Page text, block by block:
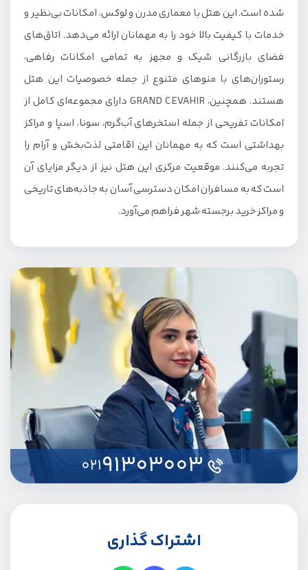
شده است. این هتل با معماری مدرن و لوکس، امکانات بی‌نظیر و
خدمات با کیفیت بالا خود را به مهمانان ارائه می‌دهد. اتاق‌های
فضای بازرگانی شیک و مجهز به تمامی امکانات رفاهی،
رستوران‌های با منوهای متنوع از جمله خصوصیات این هتل
هستند. همچنین، GRAND CEVAHIR دارای مجموعه‌ای کامل از
امکانات تفریحی از جمله استخرهای آب‌گرم، سونا، اسپا و مراکز
بهداشتی است که به مهمانان این اقامتی لذت‌بخش و آرام را
تجربه می‌کنند. موقعیت مرکزی این هتل نیز از دیگر مزایای آن
است که به مسافران امکان دسترسی آسان به جاذبه‌های تاریخی
و مراکز خرید برجسته شهر فراهم می‌آورد.
91303003
021
اشتراک گذاری